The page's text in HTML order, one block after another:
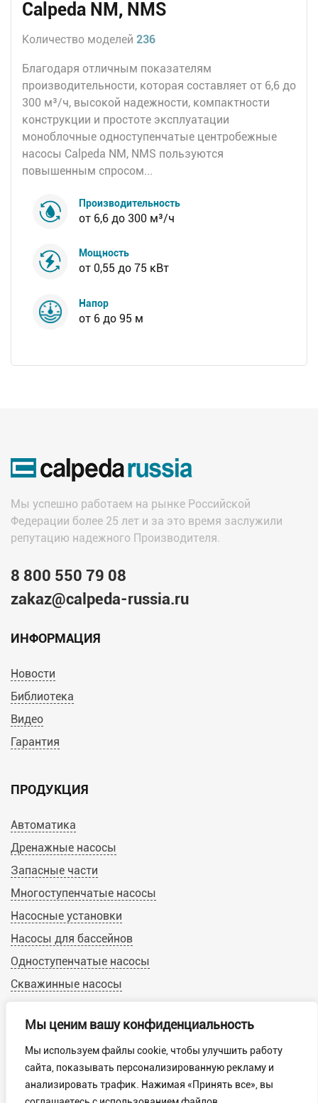
Мы ценим вашу конфиденциальность
Мы используем файлы cookie, чтобы улучшить работу
сайта, показывать персонализированную рекламу и
анализировать трафик. Нажимая «Принять все», вы
Calpeda NM, NMS
Количество моделей 236
Благодаря отличным показателям
производительности, которая составляет от 6,6 до
300 м³/ч, высокой надежности, компактности
конструкции и простоте эксплуатации
моноблочные одноступенчатые центробежные
насосы Calpeda NM, NMS пользуются
повышенным спросом...
Производительность
от 6,6 до 300 м³/ч
Мощность
от 0,55 до 75 кВт
Напор
от 6 до 95 м
Мы успешно работаем на рынке Российской
Федерации более 25 лет и за это время заслужили
репутацию надежного Производителя.
8 800 550 79 08
zakaz@calpeda-russia.ru
ИНФОРМАЦИЯ
Новости
Библиотека
Видео
Гарантия
ПРОДУКЦИЯ
Автоматика
Дренажные насосы
Запасные части
Многоступенчатые насосы
Насосные установки
Насосы для бассейнов
Одноступенчатые насосы
Скважинные насосы
© 2019-2022 Calpeda-Russia.ru
Пользовательское соглашение
Обработка персональных данных